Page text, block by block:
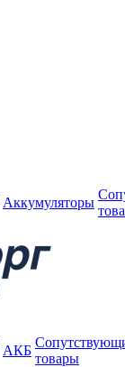
Аккумуляторы
АКБ
товары